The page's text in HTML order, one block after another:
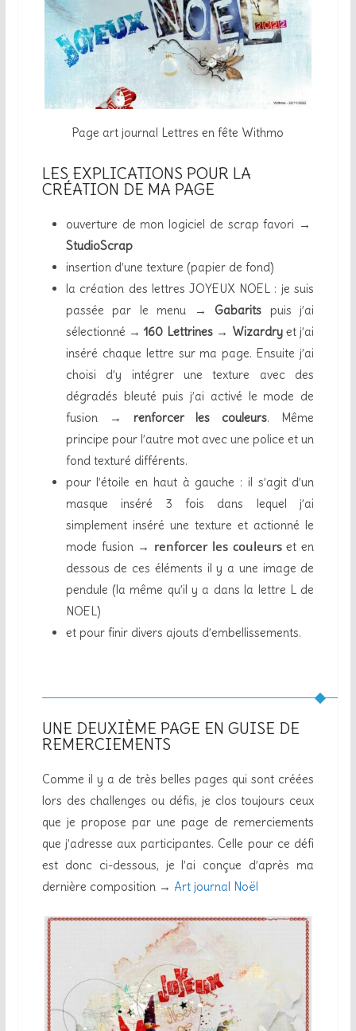
Page art journal Lettres en fête Withmo
LES EXPLICATIONS POUR LA
CRÉATION DE MA PAGE
ouverture de mon logiciel de scrap favori →
StudioScrap
insertion d’une texture (papier de fond)
la création des lettres JOYEUX NOEL : je suis
passée par le menu → Gabarits puis j’ai
sélectionné →160 Lettrines→ Wizardry et j’ai
inséré chaque lettre sur ma page. Ensuite j’ai
choisi d’y intégrer une texture avec des
dégradés bleuté puis j’ai activé le mode de
fusion → renforcer les couleurs. Même
principe pour l’autre mot avec une police et un
fond texturé différents.
pour l’étoile en haut à gauche : il s’agit d’un
masque inséré 3 fois dans lequel j’ai
simplement inséré une texture et actionné le
mode fusion → renforcer les couleurset en
dessous de ces éléments il y a une image de
pendule (la même qu’il y a dans la lettre L de
NOEL)
et pour finir divers ajouts d’embellissements.
UNE DEUXIÈME PAGE EN GUISE DE
REMERCIEMENTS
Comme il y a de très belles pages qui sont créées
lors des challenges ou défis, je clos toujours ceux
que je propose par une page de remerciements
que j’adresse aux participantes. Celle pour ce défi
est donc ci-dessous, je l’ai conçue d’après ma
dernière composition → Art journal Noël